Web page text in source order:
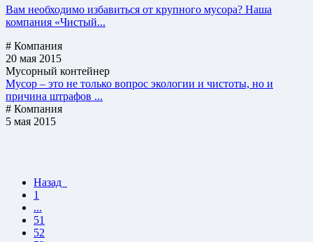
Вам необходимо избавиться от крупного мусора? Наша
компания «Чистый...
# Компания
20 мая 2015
Мусорный контейнер
Мусор – это не только вопрос экологии и чистоты, но и
причина штрафов ...
# Компания
5 мая 2015
Назад
1
...
51
52